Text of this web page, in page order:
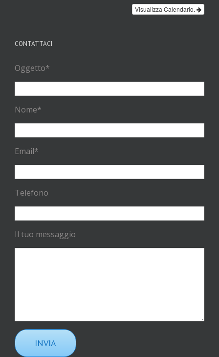
Visualizza Calendario.
CONTATTACI
Oggetto*
Nome*
Email*
Telefono
Il tuo messaggio